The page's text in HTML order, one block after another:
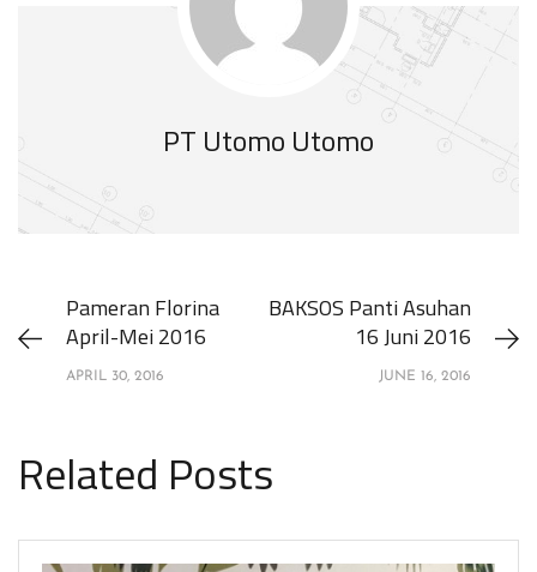
PT Utomo Utomo
Pameran Florina
April-Mei 2016
APRIL 30, 2016
BAKSOS Panti Asuhan
16 Juni 2016
JUNE 16, 2016
Related Posts